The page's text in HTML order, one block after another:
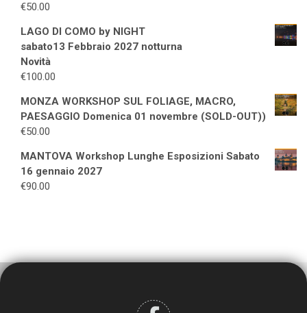
€50.00
LAGO DI COMO by NIGHT
sabato13 Febbraio 2027 notturna
Novità
€100.00
MONZA WORKSHOP SUL FOLIAGE, MACRO,
PAESAGGIO Domenica 01 novembre (SOLD-OUT))
€50.00
MANTOVA Workshop Lunghe Esposizioni Sabato
16 gennaio 2027
€90.00